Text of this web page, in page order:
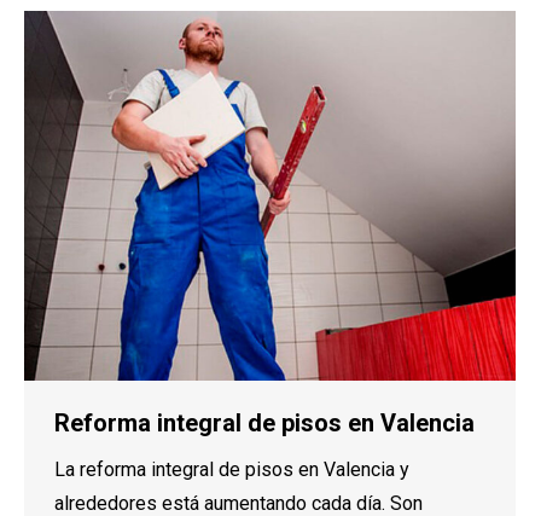
Reforma integral de pisos en Valencia
La reforma integral de pisos en Valencia y
alrededores está aumentando cada día. Son